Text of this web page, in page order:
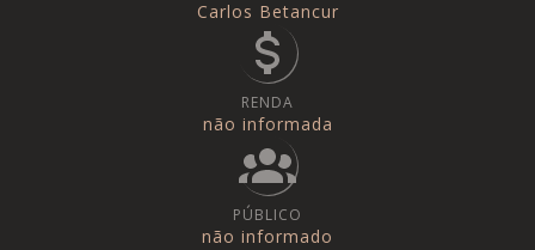
Carlos Betancur
RENDA
não informada
PÚBLICO
não informado